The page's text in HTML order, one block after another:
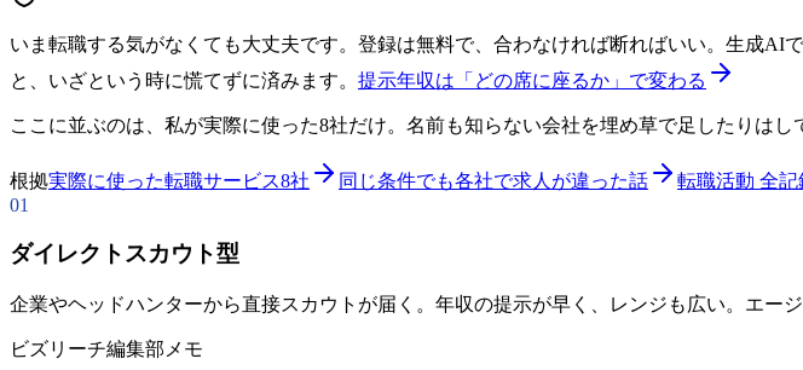
いま転職する気がなくても大丈夫です。登録は無料で、合わなければ断ればいい。生成AI
と、いざという時に慌てずに済みます。 提示年収は「どの席に座るか」で変わる
ここに並ぶのは、私が実際に使った8社だけ。名前も知らない会社を埋め草で足したりはし
根拠実際に使った転職サービス8社 同じ条件でも各社で求人が違った話
転職活動 全記
01
ダイレクトスカウト型
企業やヘッドハンターから直接スカウトが届く。年収の提示が早く、レンジも広い。エー
ビズリーチ編集部メモ